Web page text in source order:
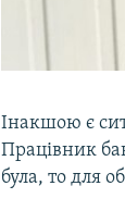
Інакшою є
Працівник
була, то для